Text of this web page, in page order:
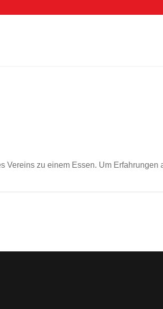
zu einem Essen. Um Erfahrungen